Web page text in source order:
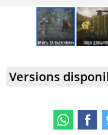
Versions